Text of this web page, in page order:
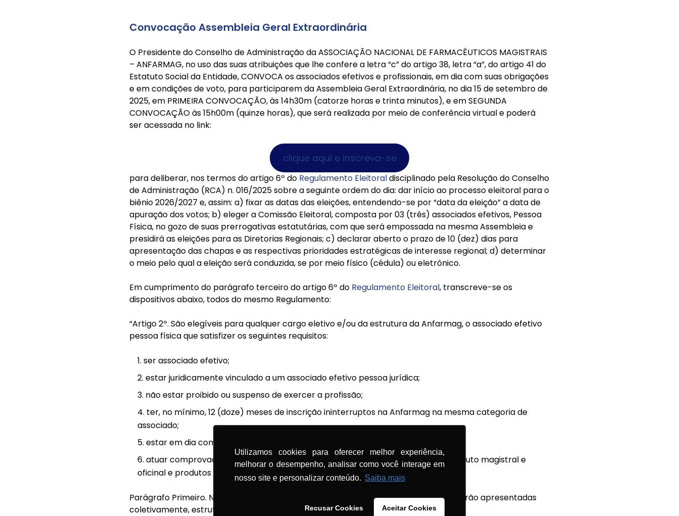
Utilizamos cookies para oferecer melhor experiência,
melhorar o desempenho, analisar como você interage em
nosso site e personalizar conteúdo. Saiba mais
Recusar Cookies Aceitar Cookies
Convocação Assembleia Geral Extraordinária
O Presidente do Conselho de Administração da ASSOCIAÇÃO NACIONAL DE FARMACÊUTICOS MAGISTRAIS
– ANFARMAG, no uso das suas atribuições que lhe confere a letra “c” do artigo 38, letra “a”, do artigo 41 do
Estatuto Social da Entidade, CONVOCA os associados efetivos e profissionais, em dia com suas obrigações
e em condições de voto, para participarem da Assembleia Geral Extraordinária, no dia 15 de setembro de
2025, em PRIMEIRA CONVOCAÇÃO, às 14h30m (catorze horas e trinta minutos), e em SEGUNDA
CONVOCAÇÃO às 15h00m (quinze horas), que será realizada por meio de conferência virtual e poderá
ser acessada no link:
clique aqui e inscreva-se
para deliberar, nos termos do artigo 6º do Regulamento Eleitoraldisciplinado pela Resolução do Conselho
de Administração (RCA) n. 016/2025 sobre a seguinte ordem do dia: dar início ao processo eleitoral para o
biênio 2026/2027 e, assim: a) fixar as datas das eleições, entendendo-se por “data da eleição” a data de
apuração dos votos; b) eleger a Comissão Eleitoral, composta por 03 (três) associados efetivos, Pessoa
Física, no gozo de suas prerrogativas estatutárias, com que será empossada na mesma Assembleia e
presidirá as eleições para as Diretorias Regionais; c) declarar aberto o prazo de 10 (dez) dias para
apresentação das chapas e as respectivas prioridades estratégicas de interesse regional; d) determinar
o meio pelo qual a eleição será conduzida, se por meio físico (cédula) ou eletrônico.
Em cumprimento do parágrafo terceiro do artigo 6º do Regulamento Eleitoral, transcreve-se os
dispositivos abaixo, todos do mesmo Regulamento:
“Artigo 2º. São elegíveis para qualquer cargo eletivo e/ou da estrutura da Anfarmag, o associado efetivo
pessoa física que satisfizer os seguintes requisitos:
ser associado efetivo;
estar juridicamente vinculado a um associado efetivo pessoa jurídica;
não estar proibido ou suspenso de exercer a profissão;
ter, no mínimo, 12 (doze) meses de inscrição ininterruptos na Anfarmag na mesma categoria de
associado;
estar em dia com suas obrigações financeiras e estatutárias;
atuar comprovada e ininterruptamente no segmento de medicamento, de produto magistral e
oficinal e produtos de interesse a saúde por igual período.
Parágrafo Primeiro. Não serão admitidas candidaturas individuais. As candidaturas serão apresentadas
coletivamente, estruturadas na forma de chapas.